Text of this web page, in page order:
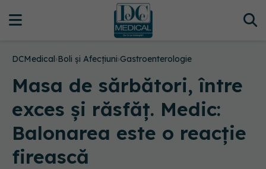
DCMedical›Boli și Afecțiuni›Gastroenterologie
Masa de sărbători, între
exces și răsfăț. Medic:
Balonarea este o reacție
firească